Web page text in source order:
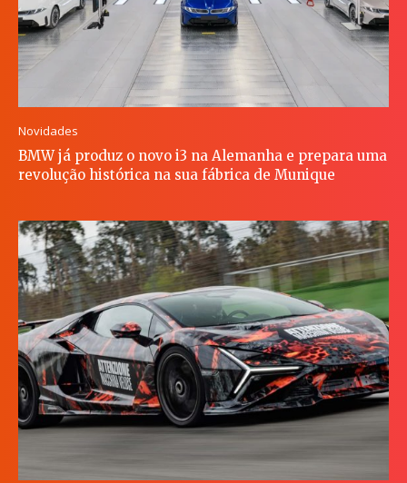
Novidades
BMW já produz o novo i3 na Alemanha e prepara uma
revolução histórica na sua fábrica de Munique